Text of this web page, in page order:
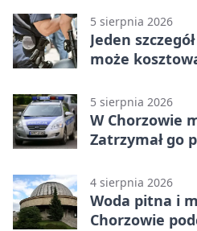
5 sierpnia 2026
Jeden
może
5 sierpnia 2026
W Chorzowie
Zatrzymał go
4 sierpnia 2026
Woda pitna i
Chorzowie